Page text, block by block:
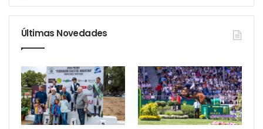
Últimas Novedades